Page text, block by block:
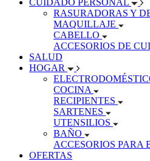
CUIDADO PERSONAL
RASURADORAS Y
MAQUILLAJE
CABELLO
ACCESORIOS DE
SALUD
HOGAR
COCINA
RECIPIENTES
SARTENES
UTENSILIOS
BAÑO
ACCESORIOS PARA
OFERTAS